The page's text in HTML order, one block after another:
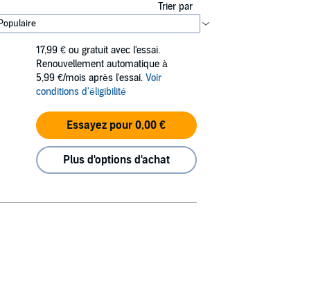
Trier par
17,99 € ou gratuit avec l'essai.
Renouvellement automatique à
5,99 €/mois après l'essai. Voir
conditions d'éligibilité
Essayez pour 0,00 €
Plus d'options d'achat